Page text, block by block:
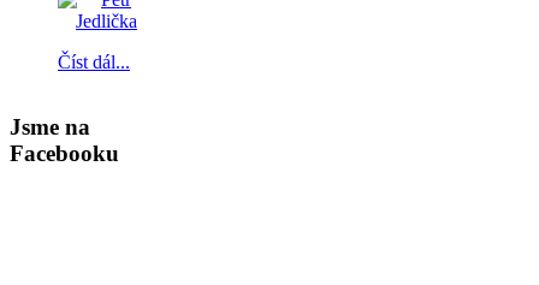
Číst dál...
Jsme na
Facebooku